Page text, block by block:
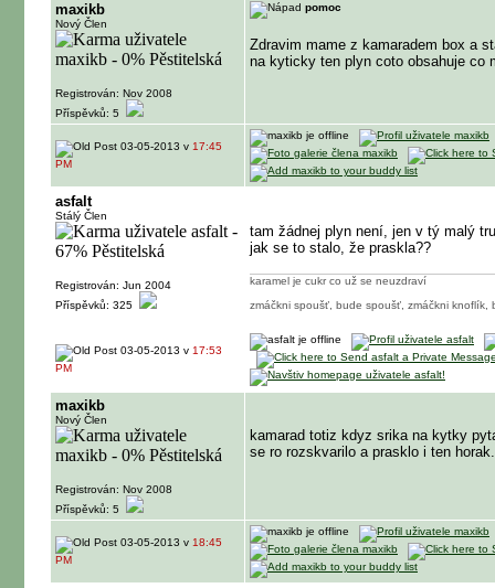
maxikb
Nový Člen
Registrován: Nov 2008
Příspěvků: 5
pomoc
Zdravim mame z kamaradem box a
na kyticky ten plyn coto obsahuje co
03-05-2013 v 17:45
PM
asfalt
Stálý Člen
Registrován: Jun 2004
Příspěvků: 325
tam žádnej plyn není, jen v tý malý
jak se to stalo, že praskla??
karamel je cukr co už se neuzdraví
zmáčkni spoušť, bude spoušť, zmáčkni knoflík,
03-05-2013 v 17:53
PM
maxikb
Nový Člen
Registrován: Nov 2008
Příspěvků: 5
kamarad totiz kdyz srika na kytky
se ro rozskvarilo a prasklo i ten
03-05-2013 v 18:45
PM